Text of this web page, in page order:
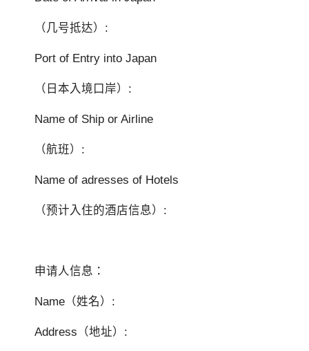
（几号抵达）:
Port of Entry into Japan
（日本入境口岸）:
Name of Ship or Airline
（航班）:
Name of adresses of Hotels
（预计入住的酒店信息）:
申请人信息：
Name（姓名）:
Address（地址）: